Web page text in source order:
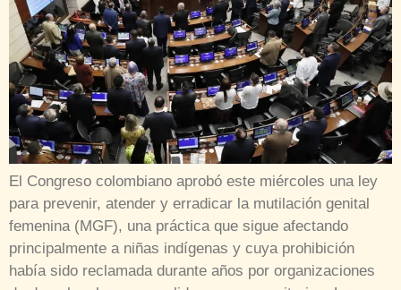
El Congreso colombiano aprobó este miércoles una ley
para prevenir, atender y erradicar la mutilación genital
femenina (MGF), una práctica que sigue afectando
principalmente a niñas indígenas y cuya prohibición
había sido reclamada durante años por organizaciones